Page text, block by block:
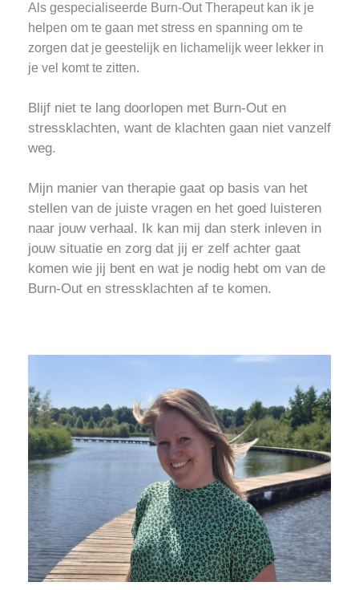
Als gespecialiseerde Burn-Out Therapeut kan ik je
helpen om te gaan met stress en spanning om te
zorgen dat je geestelijk en lichamelijk weer lekker in
je vel komt te zitten.
Blijf niet te lang doorlopen met Burn-Out en
stressklachten, want de klachten gaan niet vanzelf
weg.
Mijn manier van therapie gaat op basis van het
stellen van de juiste vragen en het goed luisteren
naar jouw verhaal. Ik kan mij dan sterk inleven in
jouw situatie en zorg dat jij er zelf achter gaat
komen wie jij bent en wat je nodig hebt om van de
Burn-Out en stressklachten af te komen.